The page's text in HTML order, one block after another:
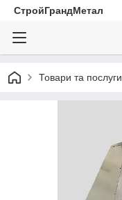
СтройГрандМетал
Товари та послуги